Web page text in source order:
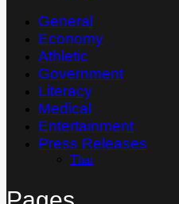
General
Economy
Athletic
Government
Literacy
Medical
Entertainment
Press Releases
Thai